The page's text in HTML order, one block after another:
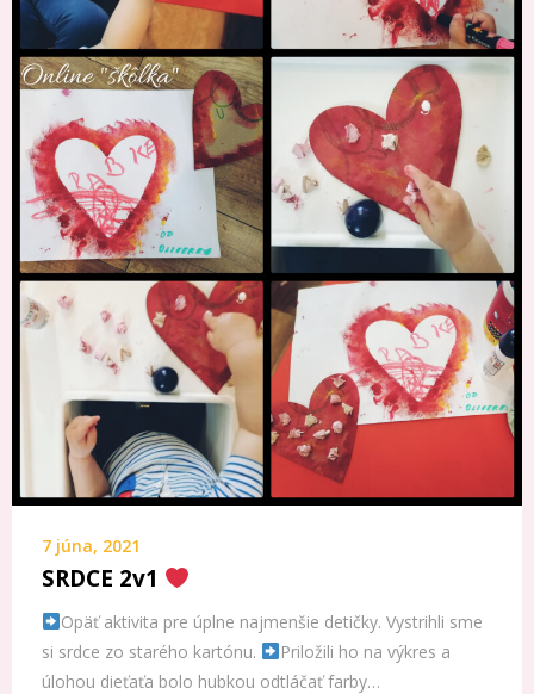
7 júna, 2021
SRDCE 2v1
Opäť aktivita pre úplne najmenšie detičky. Vystrihli sme
si srdce zo starého kartónu.
Priložili ho na výkres a
úlohou dieťaťa bolo hubkou odtláčať farby…